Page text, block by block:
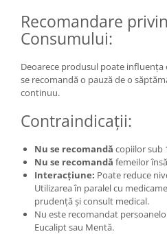
Recomandare
Consumului:
Deoarece produsul poate
se recomandă o pauză de o
continuu.
Contraindicații:
Nu se recomandă copiilor sub
Nu se recomandă femeilor
Interacțiune: Poate reduce
Utilizarea în paralel cu
prudență și consult medical.
Nu este recomandat
Eucalipt sau Mentă.